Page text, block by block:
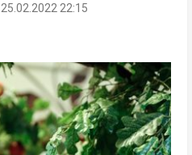
25.02.2022 22:15